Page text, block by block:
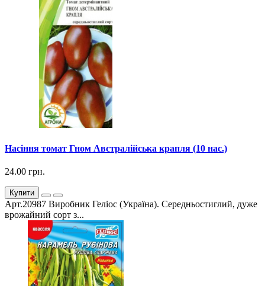
Насіння томат Гном Австралійська крапля (10 нас.)
24.00 грн.
Купити
Арт.20987 Виробник Геліос (Україна). Середньостиглий, дуже
врожайний сорт з...